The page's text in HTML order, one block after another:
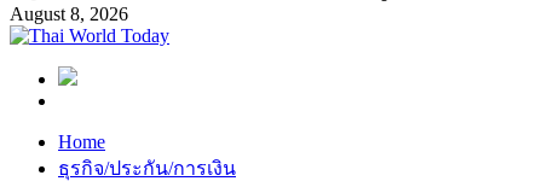
August 8, 2026
Home
ธุรกิจ/ประกัน/การเงิน